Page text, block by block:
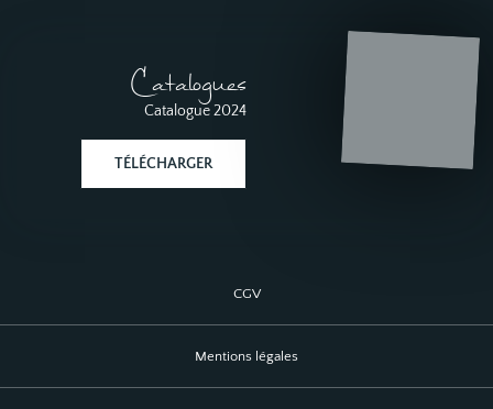
Catalogues
Catalogue 2024
TÉLÉCHARGER
CGV
Mentions légales